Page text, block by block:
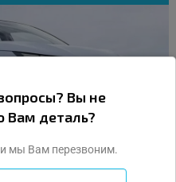
продажи новых
Вы не
деталь?
мы Вам перезвоним.